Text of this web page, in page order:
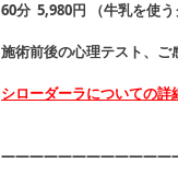
60分  5,980円 （牛乳を使
施術前後の心理テスト、
シローダーラについての詳